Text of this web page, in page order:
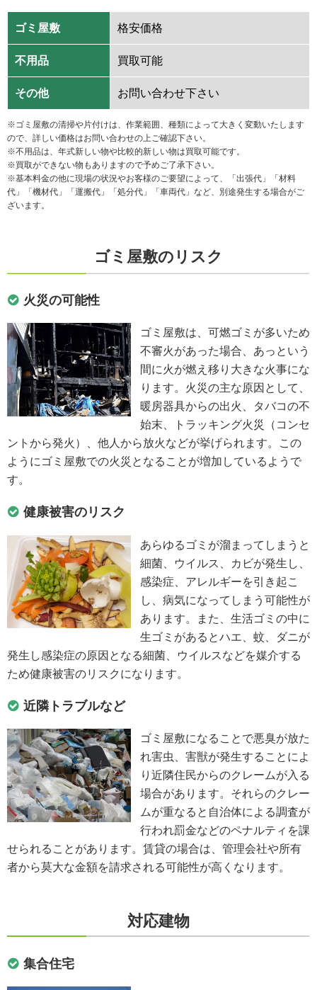
ゴミ屋敷 格安価格
不用品 買取可能
その他 お問い合わせ下さい
※ゴミ屋敷の清掃や片付けは、作業範囲、種類によって大きく変動いたします
ので、詳しい価格はお問い合わせの上ご確認下さい。
※不用品は、年式新しい物や比較的新しい物は買取可能です。
※買取ができない物もありますので予めご了承下さい。
※基本料金の他に現場の状況やお客様のご要望によって、「出張代」「材料
代」「機材代」「運搬代」「処分代」「車両代」など、別途発生する場合がご
ざいます。
ゴミ屋敷のリスク
火災の可能性
ゴミ屋敷は、可燃ゴミが多いため
不審火があった場合、あっという
間に火が燃え移り大きな火事にな
ります。火災の主な原因として、
暖房器具からの出火、タバコの不
始末、トラッキング火災（コンセ
ントから発火）、他人から放火などが挙げられます。この
ようにゴミ屋敷での火災となることが増加しているようで
す。
健康被害のリスク
あらゆるゴミが溜まってしまうと
細菌、ウイルス、カビが発生し、
感染症、アレルギーを引き起こ
し、病気になってしまう可能性が
あります。また、生活ゴミの中に
生ゴミがあるとハエ、蚊、ダニが
発生し感染症の原因となる細菌、ウイルスなどを媒介する
ため健康被害のリスクになります。
近隣トラブルなど
ゴミ屋敷になることで悪臭が放た
れ害虫、害獣が発生することによ
り近隣住民からのクレームが入る
場合があります。それらのクレー
ムが重なると自治体による調査が
行われ罰金などのペナルティを課
せられることがあります。賃貸の場合は、管理会社や所有
者から莫大な金額を請求される可能性が高くなります。
対応建物
集合住宅